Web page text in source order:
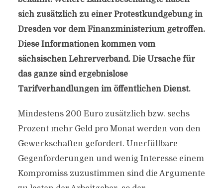
sich zusätzlich zu einer Protestkundgebung in
Dresden vor dem Finanzministerium getroffen.
Diese Informationen kommen vom
sächsischen Lehrerverband. Die Ursache für
das ganze sind ergebnislose
Tarifverhandlungen im öffentlichen Dienst.
Mindestens 200 Euro zusätzlich bzw. sechs
Prozent mehr Geld pro Monat werden von den
Gewerkschaften gefordert. Unerfüllbare
Gegenforderungen und wenig Interesse einem
Kompromiss zuzustimmen sind die Argumente